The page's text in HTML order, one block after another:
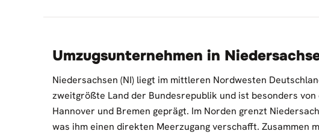
Umzugsunternehmen in
Niedersachsen (NI) liegt im mittleren Nordwesten
zweitgrößte Land der Bundesrepublik und ist besonders von
Hannover und Bremen geprägt. Im Norden grenzt
was ihm einen direkten Meerzugang verschafft. Zusammen